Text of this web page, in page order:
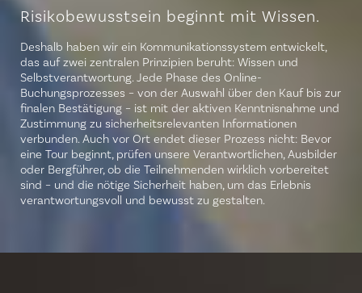
Risikobewusstsein beginnt mit Wissen.
Deshalb haben wir ein Kommunikationssystem entwickelt,
das auf zwei zentralen Prinzipien beruht: Wissen und
Selbstverantwortung. Jede Phase des Online-
Buchungsprozesses – von der Auswahl über den Kauf bis zur
finalen Bestätigung – ist mit der aktiven Kenntnisnahme und
Zustimmung zu sicherheitsrelevanten Informationen
verbunden. Auch vor Ort endet dieser Prozess nicht: Bevor
eine Tour beginnt, prüfen unsere Verantwortlichen, Ausbilder
oder Bergführer, ob die Teilnehmenden wirklich vorbereitet
sind – und die nötige Sicherheit haben, um das Erlebnis
verantwortungsvoll und bewusst zu gestalten.